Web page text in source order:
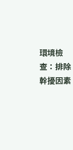
環境檢
查：排除
幹擾因素